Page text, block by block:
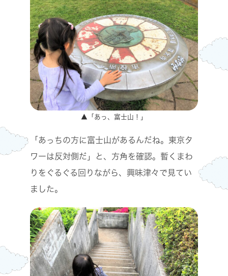
▲「あっ、富士山！」
「あっちの方に富士山があるんだね。東京タ
ワーは反対側だ」と、方角を確認。暫くまわ
りをぐるぐる回りながら、興味津々で見てい
ました。